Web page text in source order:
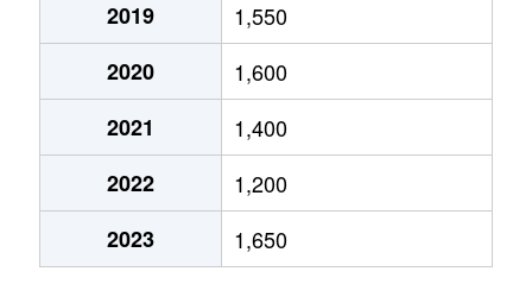
2019
1,550
2020
1,600
2021
1,400
2022
1,200
2023
1,650